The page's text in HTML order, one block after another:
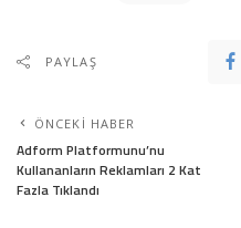
PAYLAŞ
ÖNCEKI HABER
Adform Platformunu’nu
Kullananların Reklamları 2 Kat
Fazla Tıklandı